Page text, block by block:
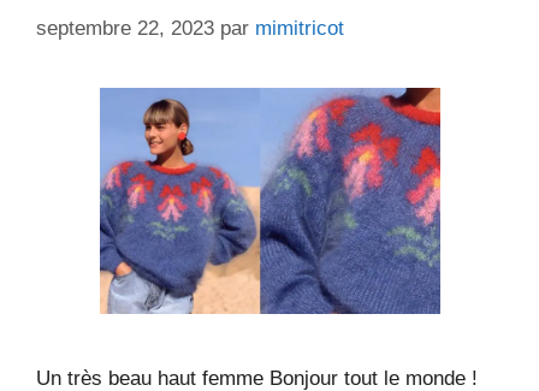
septembre 22, 2023 par mimitricot
Un très beau haut femme Bonjour tout le monde !